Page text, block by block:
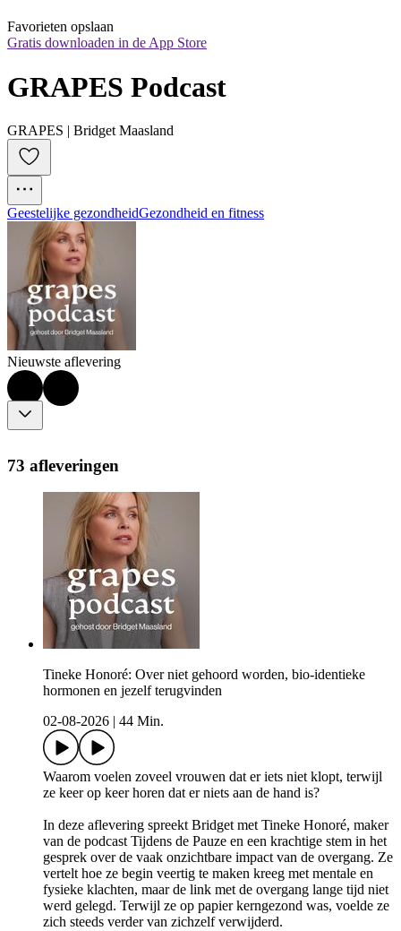
Favorieten opslaan
Gratis downloaden in de App Store
GRAPES Podcast
GRAPES | Bridget Maasland
Geestelijke gezondheidGezondheid en fitness
Nieuwste aflevering
73 afleveringen
Tineke Honoré: Over niet gehoord worden, bio-identieke
hormonen en jezelf terugvinden
02-08-2026
44 Min.
Waarom voelen zoveel vrouwen dat er iets niet klopt, terwijl
ze keer op keer horen dat er niets aan de hand is?
In deze aflevering spreekt Bridget met Tineke Honoré, maker
van de podcast Tijdens de Pauze en een krachtige stem in het
gesprek over de vaak onzichtbare impact van de overgang. Ze
vertelt hoe ze begin veertig te maken kreeg met mentale en
fysieke klachten, maar de link met de overgang lange tijd niet
werd gelegd. Terwijl ze op papier kerngezond was, voelde ze
zich steeds verder van zichzelf verwijderd.